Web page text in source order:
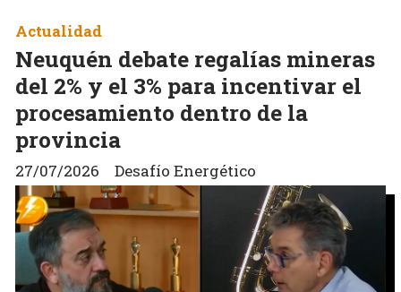
Neuquén debate regalías mineras
del 2% y el 3% para incentivar el
procesamiento dentro de la
provincia
Desafío Energético
Actualidad
27/07/2026